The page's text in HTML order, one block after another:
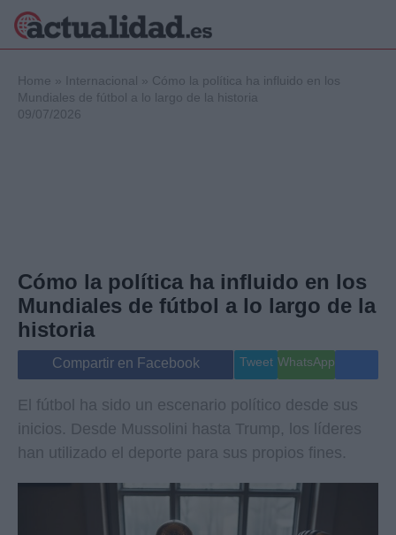
Internacional
Viajes
Gente
Musica
Home » Internacional » Cómo la política ha influido en los
Mundiales de fútbol a lo largo de la historia
09/07/2026
Cómo la política ha influido en los
Mundiales de fútbol a lo largo de la
historia
Compartir en Facebook Tweet WhatsApp
El fútbol ha sido un escenario político desde sus
inicios. Desde Mussolini hasta Trump, los líderes
han utilizado el deporte para sus propios fines.